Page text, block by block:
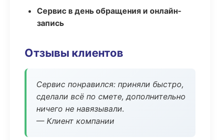
Сервис в день обращения и онлайн-
запись
Отзывы клиентов
Сервис понравился: приняли быстро,
сделали всё по смете, дополнительно
ничего не навязывали.
— Клиент компании